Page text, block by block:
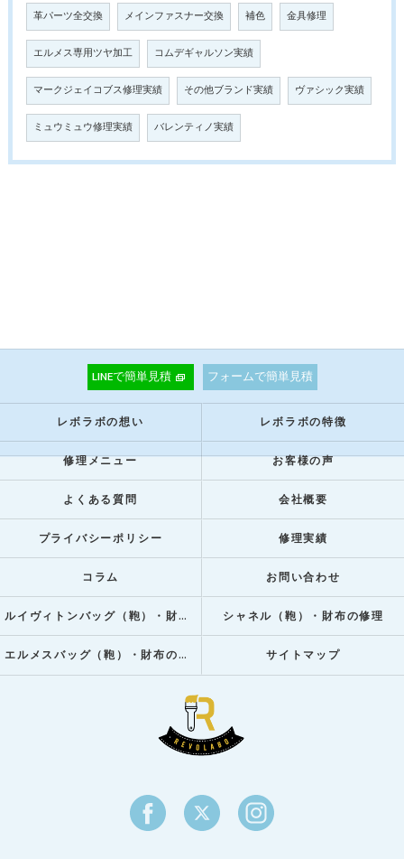
革パーツ全交換 メインファスナー交換 補色 金具修理
エルメス専用ツヤ加工 コムデギャルソン実績
マークジェイコブス修理実績 その他ブランド実績 ヴァシック実績
ミュウミュウ修理実績 バレンティノ実績
LINEで簡単見積 フォームで簡単見積
レボラボの想い レボラボの特徴
修理メニュー お客様の声
よくある質問 会社概要
プライバシーポリシー 修理実績
コラム お問い合わせ
ルイヴィトンバッグ（鞄）・財布の修理 シャネル（鞄）・財布の修理
エルメスバッグ（鞄）・財布の修理 サイトマップ